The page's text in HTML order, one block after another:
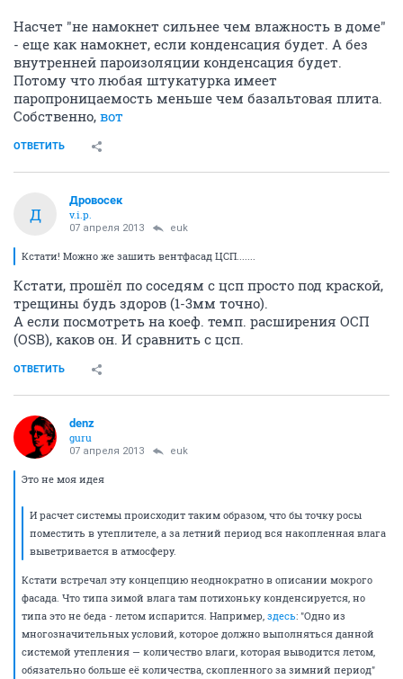
Насчет "не намокнет сильнее чем влажность в доме"
- еще как намокнет, если конденсация будет. А без
внутренней пароизоляции конденсация будет.
Потому что любая штукатурка имеет
паропроницаемость меньше чем базальтовая плита.
Собственно, вот
ОТВЕТИТЬ
Д
Дровосек
v.i.p.
07 апреля 2013 euk
Кстати! Можно же зашить вентфасад ЦСП.......
Кстати, прошёл по соседям с цсп просто под краской,
трещины будь здоров (1-3мм точно).
А если посмотреть на коеф. темп. расширения ОСП
(OSB), каков он. И сравнить с цсп.
ОТВЕТИТЬ
denz
guru
07 апреля 2013 euk
Это не моя идея
И расчет системы происходит таким образом, что бы точку росы
поместить в утеплителе, а за летний период вся накопленная влага
выветривается в атмосферу.
Кстати встречал эту концепцию неоднократно в описании мокрого
фасада. Что типа зимой влага там потихоньку конденсируется, но
типа это не беда - летом испарится. Например, здесь: "Одно из
многозначительных условий, которое должно выполняться данной
системой утепления — количество влаги, которая выводится летом,
обязательно больше её количества, скопленного за зимний период"